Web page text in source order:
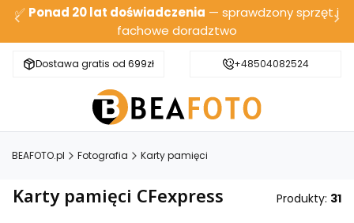
✅ Ponad 20 lat doświadczenia — sprawdzony sprzęt i
fachowe doradztwo
Dostawa gratis od 699zł Bezpieczna wysyłka
+48504082524
BEAFOTO.pl Fotografia Karty pamięci
Karty pamięci CFexpress Produkty: 31